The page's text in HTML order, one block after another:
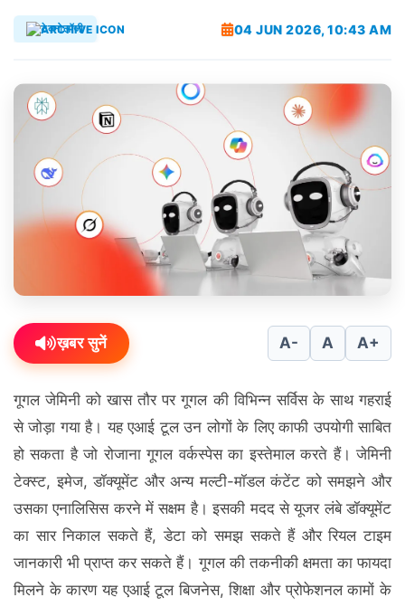
टेक्नोलॉजी 04 JUN 2026, 10:43 AM
ख़बर सुनें A- A A+
गूगल जेमिनी को खास तौर पर गूगल की विभिन्न सर्विस के साथ गहराई
से जोड़ा गया है। यह एआई टूल उन लोगों के लिए काफी उपयोगी साबित
हो सकता है जो रोजाना गूगल वर्कस्पेस का इस्तेमाल करते हैं। जेमिनी
टेक्स्ट, इमेज, डॉक्यूमेंट और अन्य मल्टी-मॉडल कंटेंट को समझने और
उसका एनालिसिस करने में सक्षम है। इसकी मदद से यूजर लंबे डॉक्यूमेंट
का सार निकाल सकते हैं, डेटा को समझ सकते हैं और रियल टाइम
जानकारी भी प्राप्त कर सकते हैं। गूगल की तकनीकी क्षमता का फायदा
मिलने के कारण यह एआई टूल बिजनेस, शिक्षा और प्रोफेशनल कामों के